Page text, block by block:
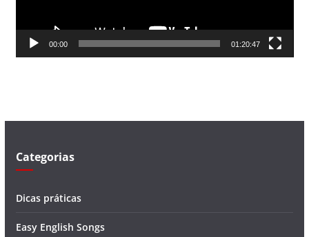
d
00:00 01:20:47
Categorias
Dicas práticas
Easy English Songs